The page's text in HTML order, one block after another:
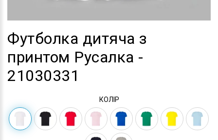
Футболка дитяча з
принтом Русалка -
21030331
КОЛІР